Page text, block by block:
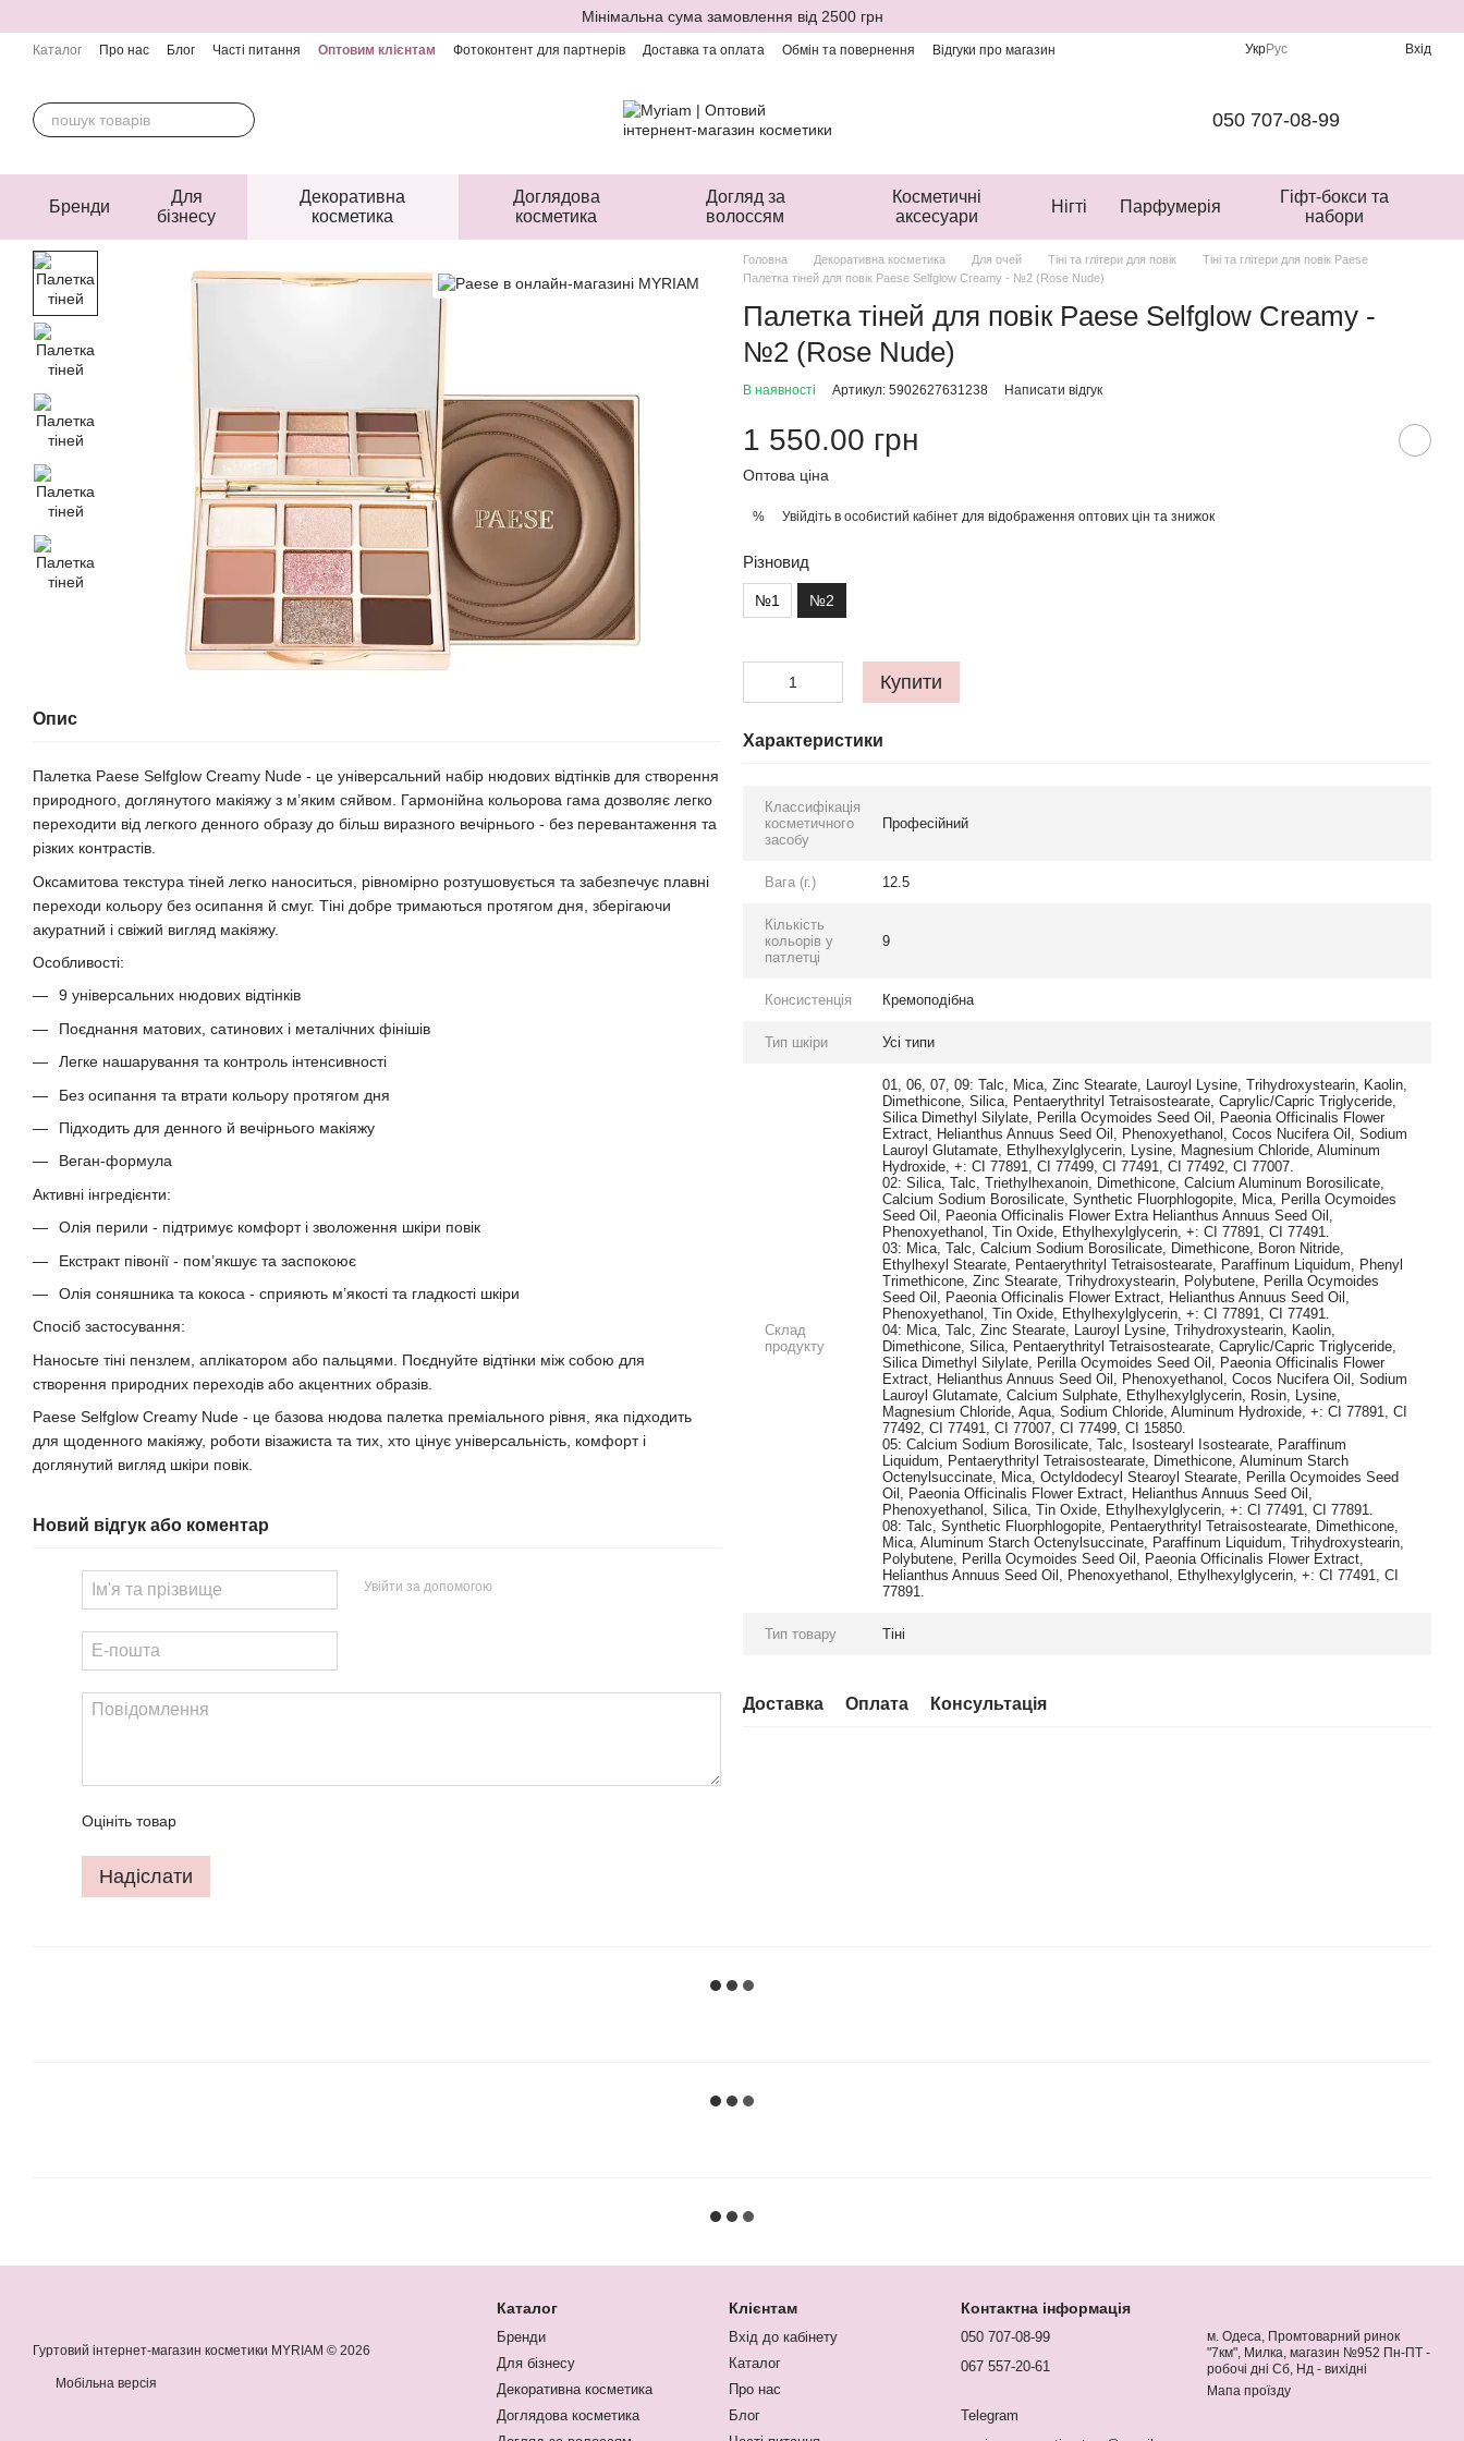
Мінімальна сума замовлення від 2500 грн
Каталог Про нас Блог Часті питання Оптовим клієнтам Фотоконтент для партнерів Доставка та оплата Обмін та повернення
Відгуки про магазин
УкрРус Вхід
050 707-08-99
Бренди
Для
бізнесу
Декоративна
косметика
Доглядова
косметика
Догляд за
волоссям
Косметичні
аксесуари
Нігті Парфумерія
Гіфт-бокси та
набори
Опис
Палетка Paese Selfglow Creamy Nude - це універсальний набір нюдових відтінків для створення
природного, доглянутого макіяжу з м’яким сяйвом. Гармонійна кольорова гама дозволяє легко
переходити від легкого денного образу до більш виразного вечірнього - без перевантаження та
різких контрастів.
Оксамитова текстура тіней легко наноситься, рівномірно розтушовується та забезпечує плавні
переходи кольору без осипання й смуг. Тіні добре тримаються протягом дня, зберігаючи
акуратний і свіжий вигляд макіяжу.
Особливості:
9 універсальних нюдових відтінків
Поєднання матових, сатинових і металічних фінішів
Легке нашарування та контроль інтенсивності
Без осипання та втрати кольору протягом дня
Підходить для денного й вечірнього макіяжу
Веган-формула
Активні інгредієнти:
Олія перили - підтримує комфорт і зволоження шкіри повік
Екстракт півонії - пом’якшує та заспокоює
Олія соняшника та кокоса - сприяють м’якості та гладкості шкіри
Спосіб застосування:
Наносьте тіні пензлем, аплікатором або пальцями. Поєднуйте відтінки між собою для
створення природних переходів або акцентних образів.
Paese Selfglow Creamy Nude - це базова нюдова палетка преміального рівня, яка підходить
для щоденного макіяжу, роботи візажиста та тих, хто цінує універсальність, комфорт і
доглянутий вигляд шкіри повік.
Новий відгук або коментар
Увійти за допомогою
Оцініть товар
Надіслати
Головна Декоративна косметика Для очей Тіні та глітери для повік
Тіні та глітери для повік Paese
Палетка тіней для повік Paese Selfglow Creamy - №2 (Rose Nude)
Палетка тіней для повік Paese Selfglow Creamy -
№2 (Rose Nude)
В наявності Артикул: 5902627631238 Написати відгук
1 550.00 грн
Оптова ціна
% Увійдіть в особистий кабінет для відображення оптових цін та знижок
Різновид
№1 №2
Купити
Характеристики
Классифікація
косметичного
засобу
Професійний
Вага (г.) 12.5
Кількість
кольорів у
патлетці
9
Консистенція Кремоподібна
Тип шкіри Усі типи
Склад
продукту
01, 06, 07, 09: Talc, Mica, Zinc Stearate, Lauroyl Lysine, Trihydroxystearin, Kaolin,
Dimethicone, Silica, Pentaerythrityl Tetraisostearate, Caprylic/Capric Triglyceride,
Silica Dimethyl Silylate, Perilla Ocymoides Seed Oil, Paeonia Officinalis Flower
Extract, Helianthus Annuus Seed Oil, Phenoxyethanol, Cocos Nucifera Oil, Sodium
Lauroyl Glutamate, Ethylhexylglycerin, Lysine, Magnesium Chloride, Aluminum
Hydroxide, +: CI 77891, CI 77499, CI 77491, CI 77492, CI 77007.
02: Silica, Talc, Triethylhexanoin, Dimethicone, Calcium Aluminum Borosilicate,
Calcium Sodium Borosilicate, Synthetic Fluorphlogopite, Mica, Perilla Ocymoides
Seed Oil, Paeonia Officinalis Flower Extra Helianthus Annuus Seed Oil,
Phenoxyethanol, Tin Oxide, Ethylhexylglycerin, +: CI 77891, CI 77491.
03: Mica, Talc, Calcium Sodium Borosilicate, Dimethicone, Boron Nitride,
Ethylhexyl Stearate, Pentaerythrityl Tetraisostearate, Paraffinum Liquidum, Phenyl
Trimethicone, Zinc Stearate, Trihydroxystearin, Polybutene, Perilla Ocymoides
Seed Oil, Paeonia Officinalis Flower Extract, Helianthus Annuus Seed Oil,
Phenoxyethanol, Tin Oxide, Ethylhexylglycerin, +: CI 77891, CI 77491.
04: Mica, Talc, Zinc Stearate, Lauroyl Lysine, Trihydroxystearin, Kaolin,
Dimethicone, Silica, Pentaerythrityl Tetraisostearate, Caprylic/Capric Triglyceride,
Silica Dimethyl Silylate, Perilla Ocymoides Seed Oil, Paeonia Officinalis Flower
Extract, Helianthus Annuus Seed Oil, Phenoxyethanol, Cocos Nucifera Oil, Sodium
Lauroyl Glutamate, Calcium Sulphate, Ethylhexylglycerin, Rosin, Lysine,
Magnesium Chloride, Aqua, Sodium Chloride, Aluminum Hydroxide, +: CI 77891, CI
77492, CI 77491, CI 77007, CI 77499, CI 15850.
05: Calcium Sodium Borosilicate, Talc, Isostearyl Isostearate, Paraffinum
Liquidum, Pentaerythrityl Tetraisostearate, Dimethicone, Aluminum Starch
Octenylsuccinate, Mica, Octyldodecyl Stearoyl Stearate, Perilla Ocymoides Seed
Oil, Paeonia Officinalis Flower Extract, Helianthus Annuus Seed Oil,
Phenoxyethanol, Silica, Tin Oxide, Ethylhexylglycerin, +: CI 77491, CI 77891.
08: Talc, Synthetic Fluorphlogopite, Pentaerythrityl Tetraisostearate, Dimethicone,
Mica, Aluminum Starch Octenylsuccinate, Paraffinum Liquidum, Trihydroxystearin,
Polybutene, Perilla Ocymoides Seed Oil, Paeonia Officinalis Flower Extract,
Helianthus Annuus Seed Oil, Phenoxyethanol, Ethylhexylglycerin, +: CI 77491, CI
77891.
Тип товару Тіні
Доставка Оплата Консультація
Гуртовий інтернет-магазин косметики MYRIAM © 2026
Мобільна версія
Каталог
Бренди
Для бізнесу
Декоративна косметика
Доглядова косметика
Клієнтам
Вхід до кабінету
Каталог
Про нас
Блог
Контактна інформація
050 707-08-99
067 557-20-61
Telegram
м. Одеса, Промтоварний ринок
"7км", Милка, магазин №952 Пн-ПТ -
робочі дні Сб, Нд - вихідні
Мапа проїзду